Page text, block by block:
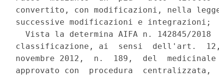
convertito, con modificazioni, nella
successive modificazioni e integrazioni;
Vista la determina AIFA n. 142845/2018
classificazione, ai  sensi  dell'art.  12,
novembre 2012,  n.  189,  del
approvato con  procedura